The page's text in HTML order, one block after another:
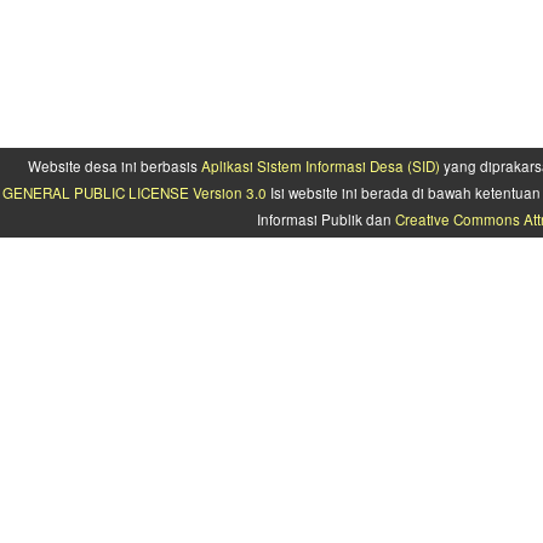
Website desa ini berbasisAplikasi Sistem Informasi Desa (SID) yang
GENERAL PUBLIC LICENSE Version 3.0 Isi website ini berada di bawah
Informasi Publik dan Creative Commons